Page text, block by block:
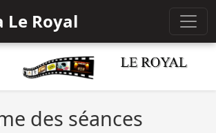
Le Royal
des séances